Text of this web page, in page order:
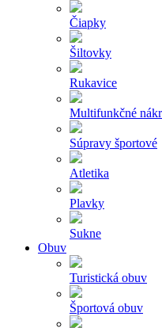
Čiapky
Šiltovky
Rukavice
Multifunkčné
Súpravy športové
Atletika
Plavky
Sukne
Obuv
Turistická obuv
Športová obuv